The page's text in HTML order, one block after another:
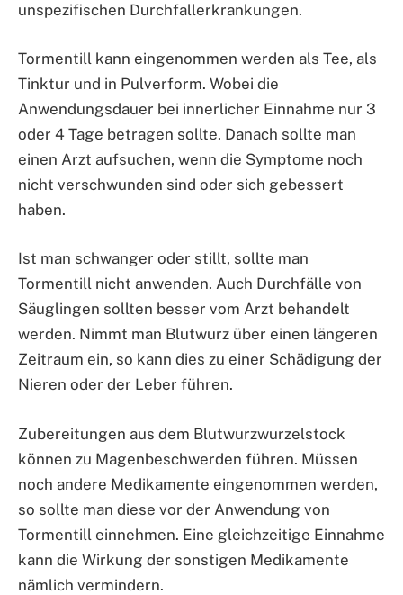
unspezifischen Durchfallerkrankungen.
Tormentill kann eingenommen werden als Tee, als
Tinktur und in Pulverform. Wobei die
Anwendungsdauer bei innerlicher Einnahme nur 3
oder 4 Tage betragen sollte. Danach sollte man
einen Arzt aufsuchen, wenn die Symptome noch
nicht verschwunden sind oder sich gebessert
haben.
Ist man schwanger oder stillt, sollte man
Tormentill nicht anwenden. Auch Durchfälle von
Säuglingen sollten besser vom Arzt behandelt
werden. Nimmt man Blutwurz über einen längeren
Zeitraum ein, so kann dies zu einer Schädigung der
Nieren oder der Leber führen.
Zubereitungen aus dem Blutwurzwurzelstock
können zu Magenbeschwerden führen. Müssen
noch andere Medikamente eingenommen werden,
so sollte man diese vor der Anwendung von
Tormentill einnehmen. Eine gleichzeitige Einnahme
kann die Wirkung der sonstigen Medikamente
nämlich vermindern.